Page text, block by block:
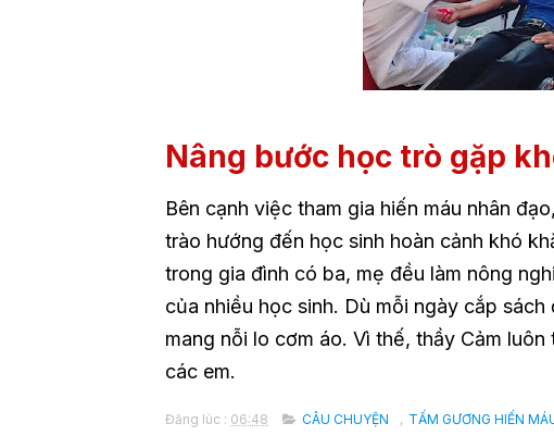
Nâng bước học trò gặp
Bên cạnh việc tham gia hiến máu nhân
trào hướng đến học sinh hoàn cảnh khó
trong gia đình có ba, mẹ đều làm nông
của nhiều học sinh. Dù mỗi ngày cắp
mang nỗi lo cơm áo. Vì thế, thầy Cảm
các em.
Đăng lúc : 06:48 CÂU CHUYỆN , TẤM GƯƠNG HIẾN